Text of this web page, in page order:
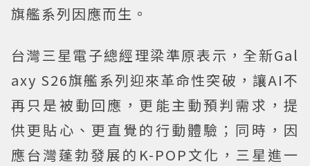
旗艦系列因應而生。
台灣三星電子總經理梁準原表示，全新Gal
axy S26旗艦系列迎來革命性突破，讓AI不
再只是被動回應，更能主動預判需求，提
供更貼心、更直覺的行動體驗；同時，因
應台灣蓬勃發展的K-POP文化，三星進一